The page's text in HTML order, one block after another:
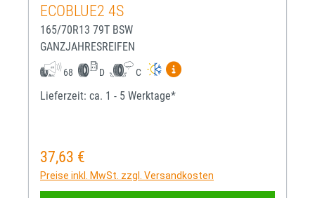
ECOBLUE2 4S
165/70R13 79T BSW
GANZJAHRESREIFEN
68 D C
Mehr Informationen zum
Lieferzeit: ca. 1 - 5 Werktage*
Regulärer Preis:
37,63 €
Preise inkl. MwSt. zzgl. Versandkosten